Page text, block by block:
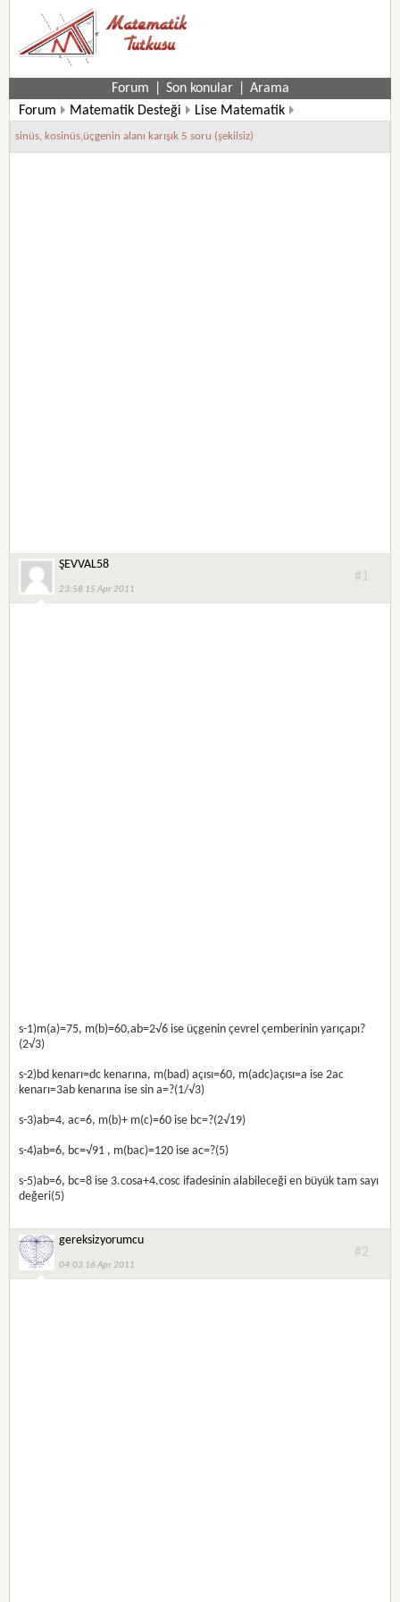
Forum Son konular
Arama
Forum
Matematik Desteği
Lise Matematik
10. Sınıf Matematik Soruları
sinüs, kosinüs,üçgenin alanı karışık 5 soru (şekilsiz)
ŞEVVAL58
23:58 15 Apr 2011
#1
s-1)m(a)=75, m(b)=60,ab=2√6 ise üçgenin çevrel çemberinin yarıçapı?
(2√3)
s-2)bd kenarı=dc kenarına, m(bad) açısı=60, m(adc)açısı=a ise 2ac
kenarı=3ab kenarına ise sin a=?(1/√3)
s-3)ab=4, ac=6, m(b)+ m(c)=60 ise bc=?(2√19)
s-4)ab=6, bc=√91 , m(bac)=120 ise ac=?(5)
s-5)ab=6, bc=8 ise 3.cosa+4.cosc ifadesinin alabileceği en büyük tam sayı
değeri(5)
gereksizyorumcu
04:03 16 Apr 2011
#2